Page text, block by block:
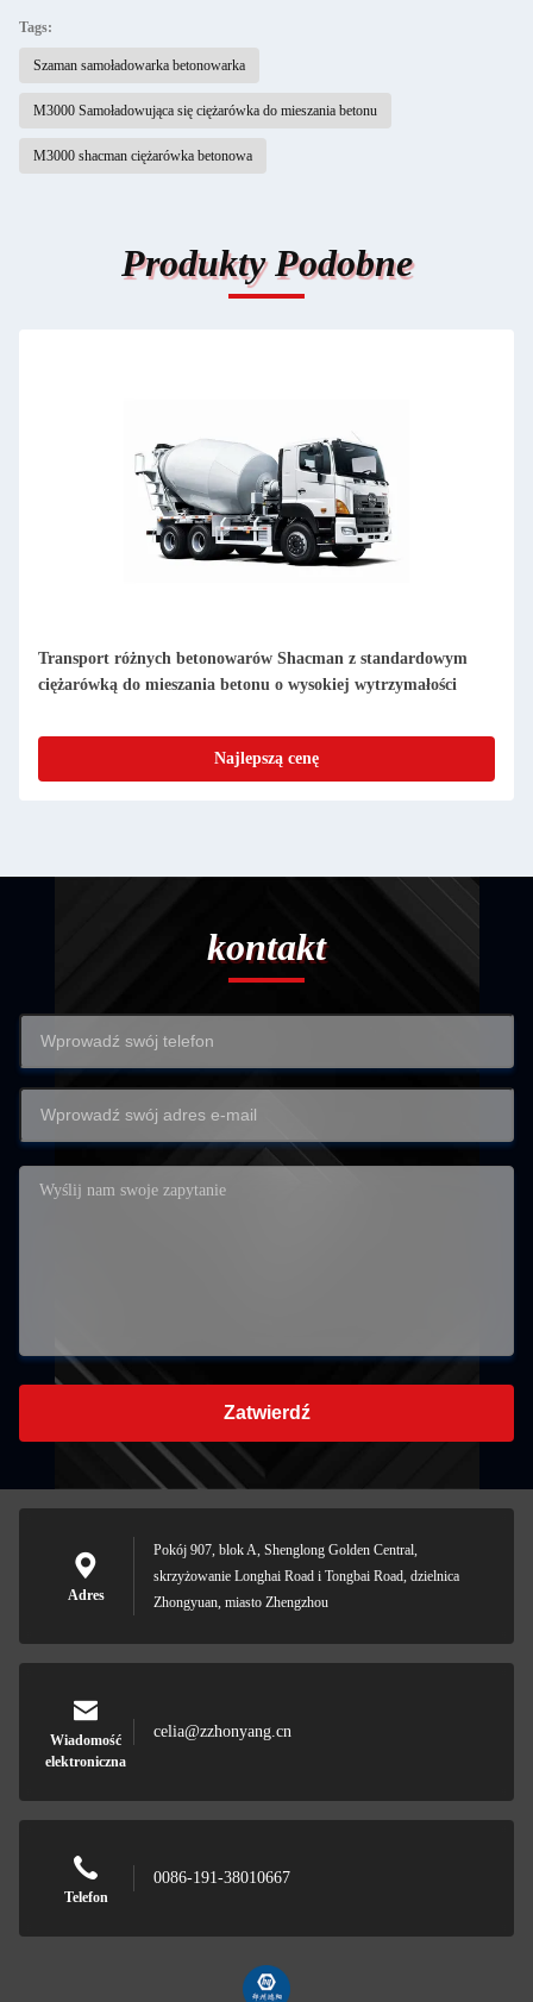
Tags:
Szaman samoładowarka betonowarka
M3000 Samoładowująca się ciężarówka do mieszania betonu
M3000 shacman ciężarówka betonowa
Produkty Podobne
Transport różnych betonowarów Shacman z standardowym
ciężarówką do mieszania betonu o wysokiej wytrzymałości
Najlepszą cenę
kontakt
Zatwierdź
Adres
Pokój 907, blok A, Shenglong Golden Central,
skrzyżowanie Longhai Road i Tongbai Road, dzielnica
Zhongyuan, miasto Zhengzhou
Wiadomość
elektroniczna
celia@zzhonyang.cn
Telefon
0086-191-38010667